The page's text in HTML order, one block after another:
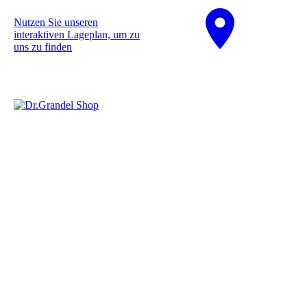
Nutzen Sie unseren
interaktiven La­ge­plan, um zu
uns zu finden